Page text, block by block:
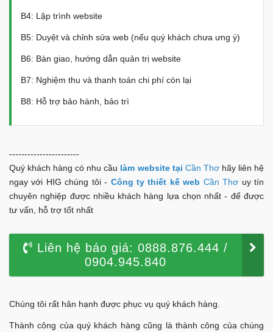
B4: Lập trình website
B5: Duyệt và chỉnh sửa web (nếu quý khách chưa ưng ý)
B6: Bàn giao, hướng dẫn quản trị website
B7: Nghiệm thu và thanh toán chi phí còn lại
B8: Hỗ trợ bảo hành, bảo trì
-----------------------
Quý khách hàng có nhu cầu làm website tại Cần Thơhãy liên hệ
ngay với HIG chúng tôi - Công ty thiết kế web Cần Thơ uy tín
chuyên nghiệp được nhiều khách hàng lựa chọn nhất - để được
tư vấn, hỗ trợ tốt nhất
Liên hệ báo giá: 0888.876.444 /
0904.945.840
Chúng tôi rất hân hạnh được phục vụ quý khách hàng.
Thành công của quý khách hàng cũng là thành công của chúng